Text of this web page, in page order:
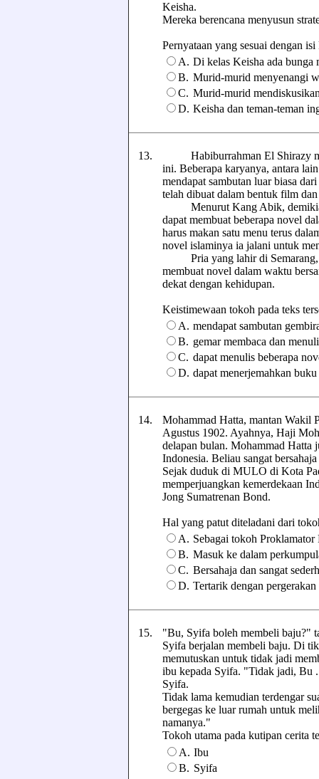
Keisha.
Mereka berencana menyusun
Pernyataan yang sesuai dengan
A. Di kelas Keisha ada bunga
B. Murid-murid menyenangi
C. Murid-murid
D. Keisha dan teman-teman
13.
Habiburrahman El Shirazy
ini. Beberapa karyanya, antara
mendapat sambutan luar biasa
telah dibuat dalam bentuk film
Menurut Kang Abik, demikian
dapat membuat beberapa novel
harus makan satu menu terus
novel islaminya ia jalani untuk
Pria yang lahir di Semarang,
membuat novel dalam waktu
dekat dengan kehidupan.
Keistimewaan tokoh pada teks
A. mendapat sambutan
B. gemar membaca dan
C. dapat menulis beberapa
D. dapat menerjemahkan
14.
Mohammad Hatta, mantan Wakil
Agustus 1902. Ayahnya, Haji
delapan bulan. Mohammad Hatta
Indonesia. Beliau sangat
Sejak duduk di MULO di Kota
memperjuangkan kemerdekaan
Jong Sumatrenan Bond.
Hal yang patut diteladani dari
A. Sebagai tokoh
B. Masuk ke dalam
C. Bersahaja dan sangat
D. Tertarik dengan
15.
"Bu, Syifa boleh membeli baju?"
Syifa berjalan membeli baju. Di
memutuskan untuk tidak jadi
ibu kepada Syifa. "Tidak jadi, Bu
Syifa.
Tidak lama kemudian terdengar
bergegas ke luar rumah untuk
namanya."
Tokoh utama pada kutipan cerita
A. Ibu
B. Syifa